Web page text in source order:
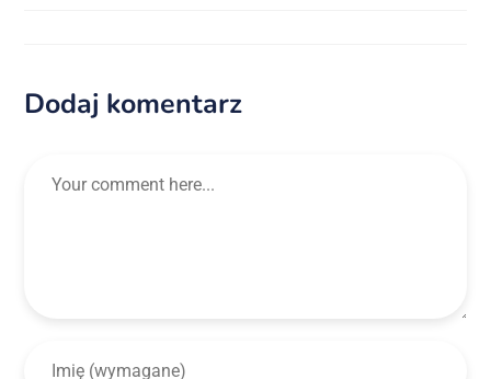
Dodaj komentarz